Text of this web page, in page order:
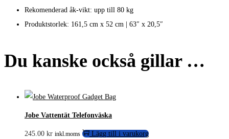
Rekomenderad åk-vikt: upp till 80 kg
Produktstorlek: 161,5 cm x 52 cm | 63″ x 20,5″
Du kanske också gillar …
Jobe Vattentät Telefonväska
245.00 kr inkl.moms Lägg till i varukorg